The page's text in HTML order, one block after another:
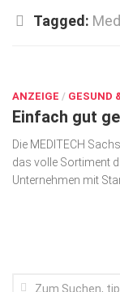
Top
Geschäft
gesund & schön
Gesellschaft
Kunst & Kultur
Tagged:
ANZEIGE / GESUND
Einfach gut
Die MEDITECH
das volle Sortiment
Unternehmen mit